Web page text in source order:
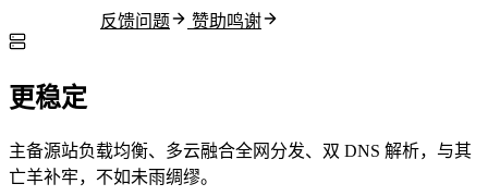
反馈问题 赞助鸣谢
更稳定
主备源站负载均衡、多云融合全网分发、双 DNS 解析，与其
亡羊补牢，不如未雨绸缪。